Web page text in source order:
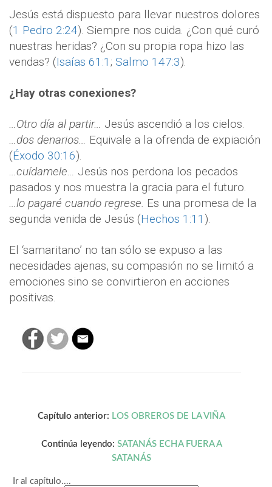
Jesús está dispuesto para llevar nuestros dolores
(1 Pedro 2:24). Siempre nos cuida. ¿Con qué curó
nuestras heridas? ¿Con su propia ropa hizo las
vendas? (Isaías 61:1 ; Salmo 147:3).
¿Hay otras conexiones?
…Otro día al partir… Jesús ascendió a los cielos.
…dos denarios… Equivale a la ofrenda de expiación
(Éxodo 30:16).
…cuídamele… Jesús nos perdona los pecados
pasados y nos muestra la gracia para el futuro.
…lo pagaré cuando regrese. Es una promesa de la
segunda venida de Jesús (Hechos 1:11 ).
El ‘samaritano’ no tan sólo se expuso a las
necesidades ajenas, su compasión no se limitó a
emociones sino se convirtieron en acciones
positivas.
Capítulo anterior: LOS OBREROS DE LA VIÑA
Continúa leyendo: SATANÁS ECHA FUERA A
SATANÁS
Ir al capítulo....